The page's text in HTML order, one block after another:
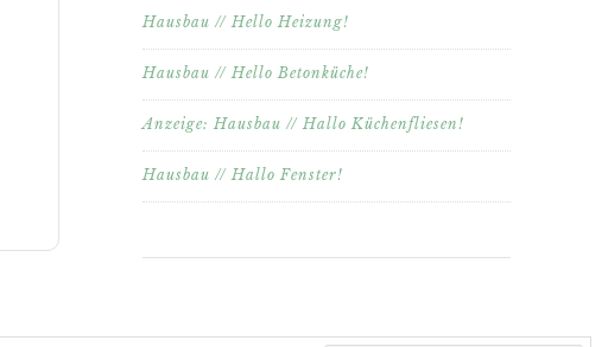
Hausbau // Hello Heizung!
Hausbau // Hello Betonküche!
Anzeige: Hausbau // Hallo Küchenfliesen!
Hausbau // Hallo Fenster!